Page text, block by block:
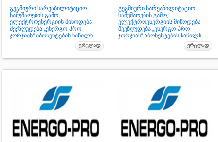
გეგმიური სარეაბილიტაციო
სამუშაოების გამო,
ელექტროენერგიის მიწოდება
შეეზღუდება „ენერგო-პრო
ჯორჯიას“ აბონენტების ნაწილს
გეგმიური სარეაბილიტაციო
სამუშაოების გამო,
ელექტროენერგიის მიწოდება
შეეზღუდება „ენერგო-პრო
ჯორჯიას“ აბონენტების ნაწილს